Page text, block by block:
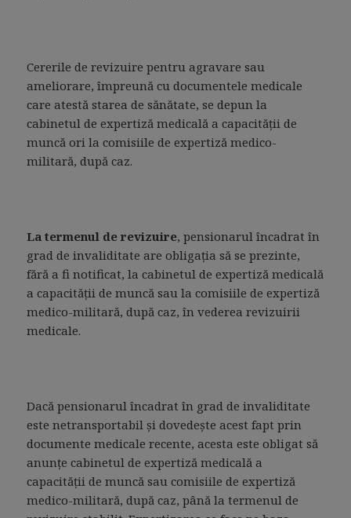
Cererile de revizuire pentru agravare sau
ameliorare, împreună cu documentele medicale
care atestă starea de sănătate, se depun la
cabinetul de expertiză medicală a capacităţii de
muncă ori la comisiile de expertiză medico-
militară, după caz.
La termenul de revizuire, pensionarul încadrat în
grad de invaliditate are obligaţia să se prezinte,
fără a fi notificat, la cabinetul de expertiză medicală
a capacităţii de muncă sau la comisiile de expertiză
medico-militară, după caz, în vederea revizuirii
medicale.
Dacă pensionarul încadrat în grad de invaliditate
este netransportabil şi dovedeşte acest fapt prin
documente medicale recente, acesta este obligat să
anunţe cabinetul de expertiză medicală a
capacităţii de muncă sau comisiile de expertiză
medico-militară, după caz, până la termenul de